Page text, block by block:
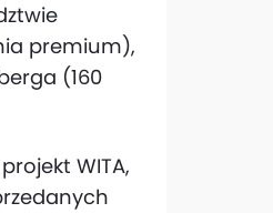
premium),
(160
WITA,